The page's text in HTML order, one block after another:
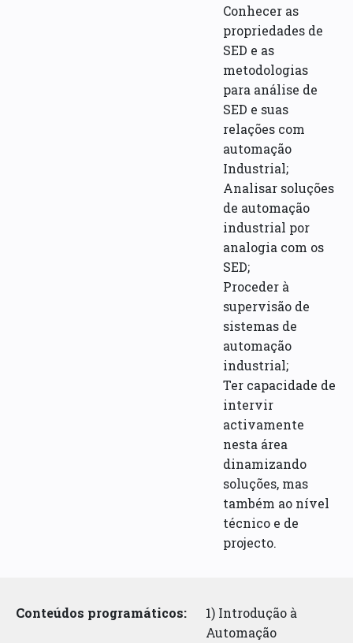
Conhecer as
propriedades de
SED e as
metodologias
para análise de
SED e suas
relações com
automação
Industrial;
Analisar soluções
de automação
industrial por
analogia com os
SED;
Proceder à
supervisão de
sistemas de
automação
industrial;
Ter capacidade de
intervir
activamente
nesta área
dinamizando
soluções, mas
também ao nível
técnico e de
projecto.
Conteúdos programáticos:
1) Introdução à
Automação